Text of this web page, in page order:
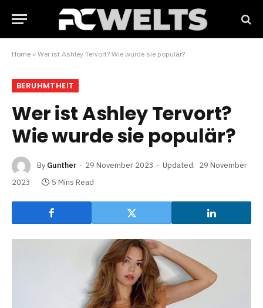
Home » Wer ist Ashley Tervort? Wie wurde sie populär?
BERUHMTHEIT
Wer ist Ashley Tervort?
Wie wurde sie populär?
By Gunther 29 November 2023 Updated: 29 November
2023
5 Mins Read